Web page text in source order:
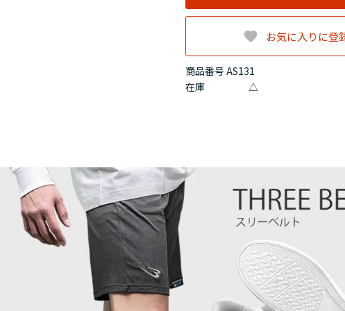
商品番号 AS131
在庫
△
お気に入りに登